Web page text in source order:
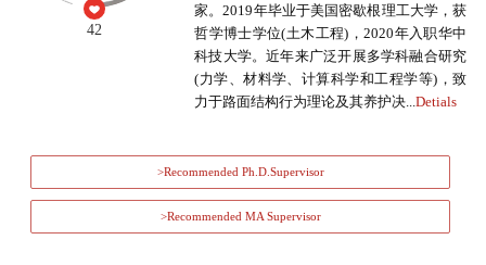
42
家。2019年毕业于美国密歇根理工大学，获
哲学博士学位(土木工程)，2020年入职华中
科技大学。近年来广泛开展多学科融合研究
(力学、材料学、计算科学和工程学等)，致
力于路面结构行为理论及其养护决...Detials
>Recommended Ph.D.Supervisor
>Recommended MA Supervisor